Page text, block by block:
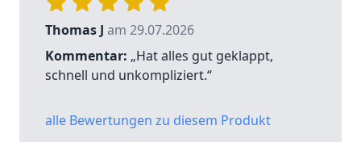
Thomas J am 29.07.2026
Kommentar: „Hat alles gut geklappt,
schnell und unkompliziert.“
alle Bewertungen zu diesem Produkt